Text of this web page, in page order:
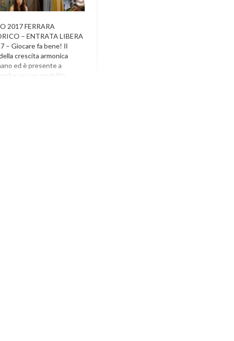
2017 FERRARA
– ENTRATA LIBERA
– Giocare fa bene! Il
crescita armonica
ed è presente a
se con modalità